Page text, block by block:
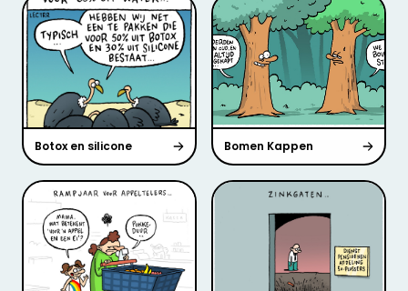
Botox en silicone Bomen Kappen